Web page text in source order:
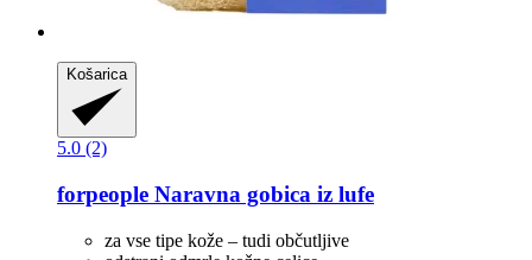
Košarica
5.0 (2)
forpeople Naravna gobica iz lufe
za vse tipe kože – tudi občutljive